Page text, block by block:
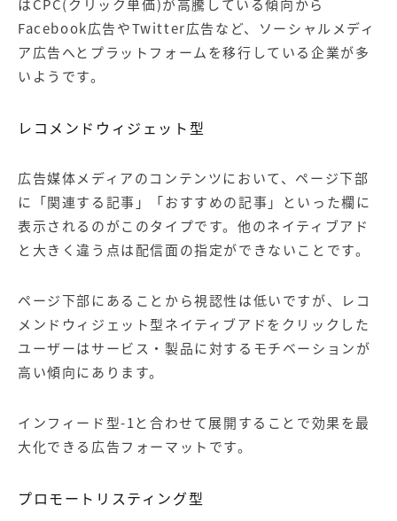
はCPC(クリック単価)が高騰している傾向から
Facebook広告やTwitter広告など、ソーシャルメディ
ア広告へとプラットフォームを移行している企業が多
いようです。
レコメンドウィジェット型
広告媒体メディアのコンテンツにおいて、ページ下部
に「関連する記事」「おすすめの記事」といった欄に
表示されるのがこのタイプです。他のネイティブアド
と大きく違う点は配信面の指定ができないことです。
ページ下部にあることから視認性は低いですが、レコ
メンドウィジェット型ネイティブアドをクリックした
ユーザーはサービス・製品に対するモチベーションが
高い傾向にあります。
インフィード型-1と合わせて展開することで効果を最
大化できる広告フォーマットです。
プロモートリスティング型